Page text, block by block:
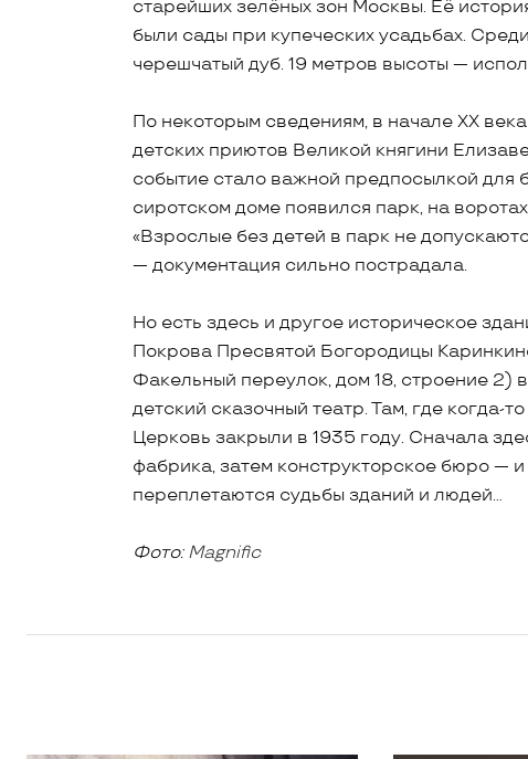
старейших зелёных зон Москвы. Её
были сады при купеческих усадьбах.
черешчатый дуб. 19 метров высоты —
По некоторым сведениям, в начале XX
детских приютов Великой княгини
событие стало важной предпосылкой для
сиротском доме появился парк, на
«Взрослые без детей в парк не
— документация сильно пострадала.
Но есть здесь и другое историческое
Покрова Пресвятой Богородицы
Факельный переулок, дом 18, строение 2)
детский сказочный театр. Там, где когда-
Церковь закрыли в 1935 году. Сначала
фабрика, затем конструкторское бюро —
переплетаются судьбы зданий и людей…
Фото: Magnific